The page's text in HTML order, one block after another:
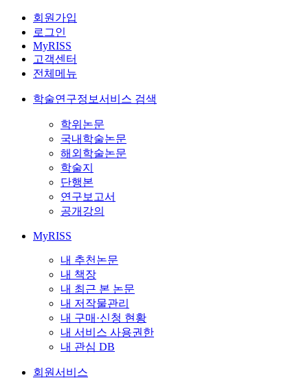
회원가입
로그인
MyRISS
고객센터
전체메뉴
학술연구정보서비스 검색
학위논문
국내학술논문
해외학술논문
학술지
단행본
연구보고서
공개강의
MyRISS
내 추천논문
내 책장
내 최근 본 논문
내 저작물관리
내 구매·신청 현황
내 서비스 사용권한
내 관심 DB
회원서비스